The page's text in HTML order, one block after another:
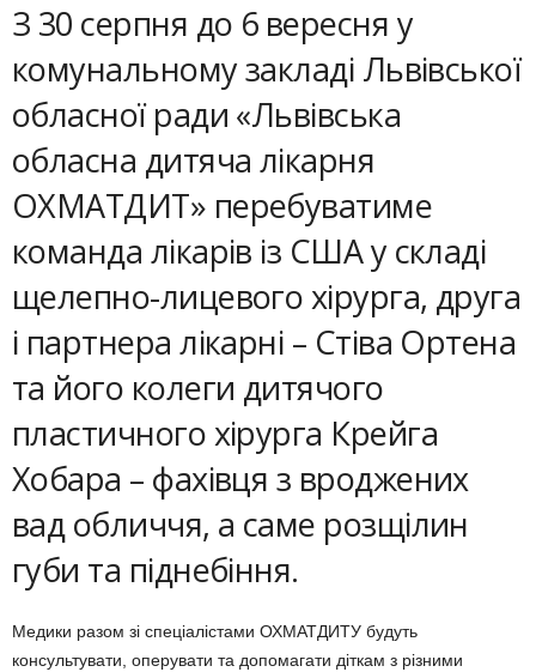
З 30 серпня до 6 вересня у
комунальному закладі Львівської
обласної ради «Львівська
обласна дитяча лікарня
ОХМАТДИТ» перебуватиме
команда лікарів із США у складі
щелепно-лицевого хірурга, друга
і партнера лікарні – Стіва Ортена
та його колеги дитячого
пластичного хірурга Крейга
Хобара – фахівця з вроджених
вад обличчя, а саме розщілин
губи та піднебіння.
Медики разом зі спеціалістами ОХМАТДИТУ будуть
консультувати, оперувати та допомагати діткам з різними